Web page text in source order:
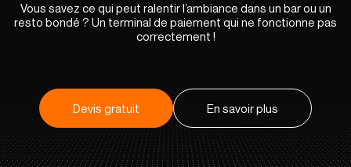
Vous savez ce qui peut ralentir l’ambiance dans un bar ou un
resto bondé ? Un terminal de paiement qui ne fonctionne pas
correctement !
Devis gratuit En savoir plus